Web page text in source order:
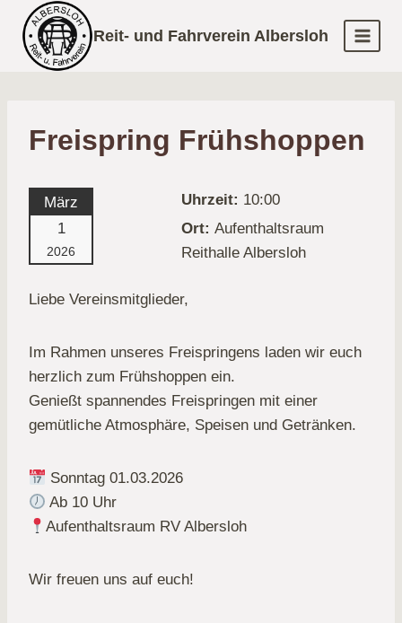
Inhalt
springen
Reit- und Fahrverein Albersloh
Freispring Frühshoppen
März
1
2026
Uhrzeit: 10:00
Ort: Aufenthaltsraum
Reithalle Albersloh
Liebe Vereinsmitglieder,
Im Rahmen unseres Freispringens laden wir euch
herzlich zum Frühshoppen ein.
Genießt spannendes Freispringen mit einer
gemütliche Atmosphäre, Speisen und Getränken.
Sonntag 01.03.2026
Ab 10 Uhr
Aufenthaltsraum RV Albersloh
Wir freuen uns auf euch!